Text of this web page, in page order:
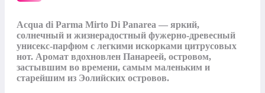
Acqua di Parma Mirto Di Panarea — яркий,
солнечный и жизнерадостный фужерно-древесный
унисекс-парфюм с легкими искорками цитрусовых
нот. Аромат вдохновлен Панареей, островом,
застывшим во времени, самым маленьким и
старейшим из Эолийских островов.